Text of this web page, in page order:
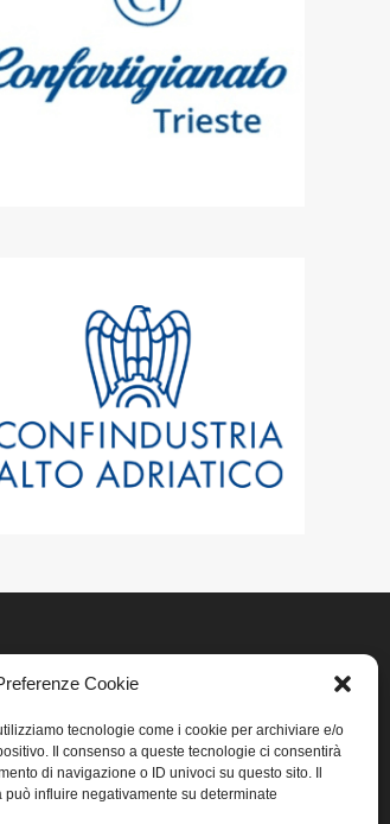
Cookie
tecnologie come i cookie per archiviare e/o
Il consenso a queste tecnologie ci consentirà
di navigazione o ID univoci su questo sito. Il
influire negativamente su determinate